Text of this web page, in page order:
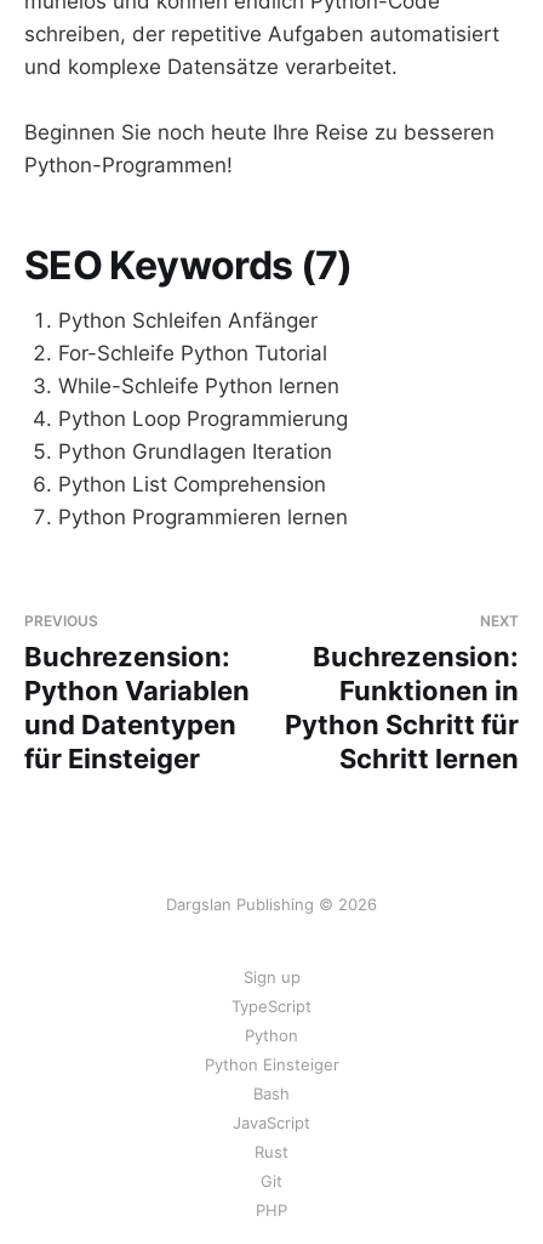
schreiben, der repetitive Aufgaben automatisiert
und komplexe Datensätze verarbeitet.
Beginnen Sie noch heute Ihre Reise zu besseren
Python-Programmen!
SEO Keywords (7)
Python Schleifen Anfänger
For-Schleife Python Tutorial
While-Schleife Python lernen
Python Loop Programmierung
Python Grundlagen Iteration
Python List Comprehension
Python Programmieren lernen
PREVIOUS
Buchrezension:
Python Variablen
und Datentypen
für Einsteiger
NEXT
Buchrezension:
Funktionen in
Python Schritt für
Schritt lernen
Dargslan Publishing © 2026
Sign up
TypeScript
Python
Python Einsteiger
Bash
JavaScript
Rust
Git
PHP